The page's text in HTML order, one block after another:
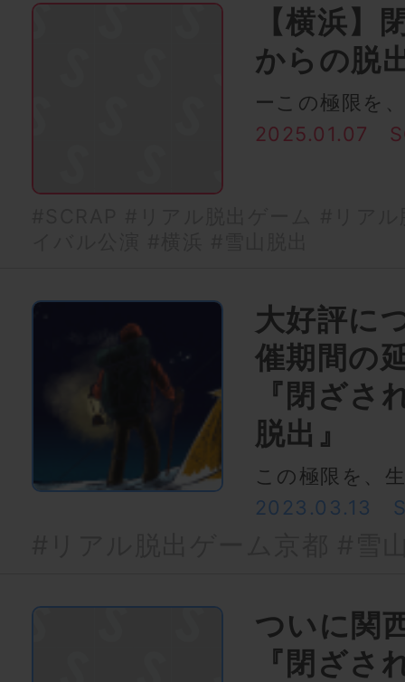
【横浜】
からの脱
ーこの極限を
2025.01.07
大好評に
催期間の
『閉ざさ
脱出』
この極限を、
2023.03.13
ついに関
『閉ざさ